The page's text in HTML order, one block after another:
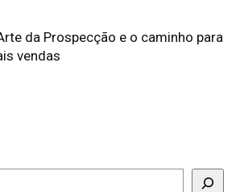
da Prospecção e o caminho para
vendas